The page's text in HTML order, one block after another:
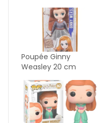
Poupée Ginny
Weasley 20 cm